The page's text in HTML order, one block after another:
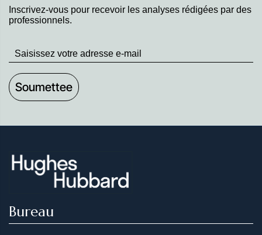
Inscrivez-vous pour recevoir les analyses rédigées par des
professionnels.
Stay
up
to
Date
Bureau